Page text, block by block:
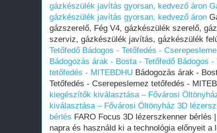
gázkészülék javítás gyorsan, kedvező áron
gázkészülék javítás gyorsan, kedvező áron
gázszerelő, Fég V4, gázkészülék szerelő,
szerviz, gázkészülék javítás, gázkészülék
Tetőfedő Bádogos - Tetőfedés -
Bádogozás árak - Bosta - Tetőfedő Bádogos
tetőfedés - MITEBDHU Bádogozás árak -
Tetőfedés - Cserepeslemez tetőfedés -
kiegészítők kiválasztása – Fővárosi
kiválasztása – Fővárosi Öltönyház 3D
bérlés FARO Focus 3D lézerszkenner bérlés
napra és használd ki a technológia előnyeit